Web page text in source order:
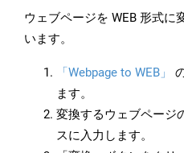
ウェブページを WEB 形式に
います。
「Webpage to WEB」
ます。
変換するウェブページ
スに入力します。